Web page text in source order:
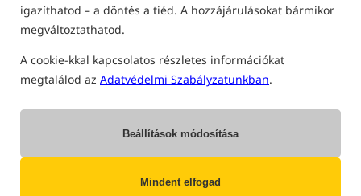
igazíthatod – a döntés a tiéd. A hozzájárulásokat bármikor
megváltoztathatod.
A cookie-kkal kapcsolatos részletes információkat
megtalálod az Adatvédelmi Szabályzatunkban.
Beállítások módosítása
Mindent elfogad
EverActive CBC-10-
Akkumulátor töltő 12/24V
megkapod70,57 pontok
Everactive CBC-1
Akku töltő 6/12V
4 880HUF
megkapod20,29 pontok